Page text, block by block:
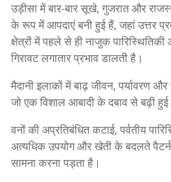
उड़ीसा में बार-बार सूखे, गुजरात और
के रूप में आपदाएं बनी हुई हैं, जहां उत्तर
क्षेत्रों में पहले से ही नाजुक पारिस्थितिकी
गिरावट लगातार प्रभाव डालती है।
मैदानी इलाकों में बाढ़ जीवन, पर्यावरण
जो एक विशाल आबादी के दबाव से बढ़ी हुई
वनों की अप्रतिबंधित कटाई, पर्वतीय
अत्यधिक उपयोग और खेती के बदलते
सामना करना पड़ता है।